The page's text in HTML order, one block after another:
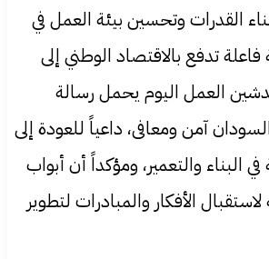
القدرات وتحسين بيئة العمل في
تدفع بالاقتصاد الوطني إلى
العمل اليوم يحمل رسالة
آمن ومعافى، داعياً للعودة إلى
البناء والتعمير، ومؤكداً أن أبواب
الأفكار والمبادرات لتطوير